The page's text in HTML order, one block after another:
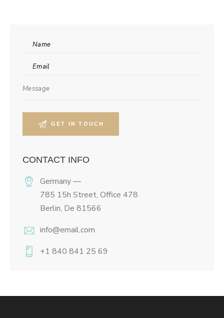
CONTACT INFO
Germany —
785 15h Street, Office 478
Berlin, De 81566
info@email.com
+1 840 841 25 69